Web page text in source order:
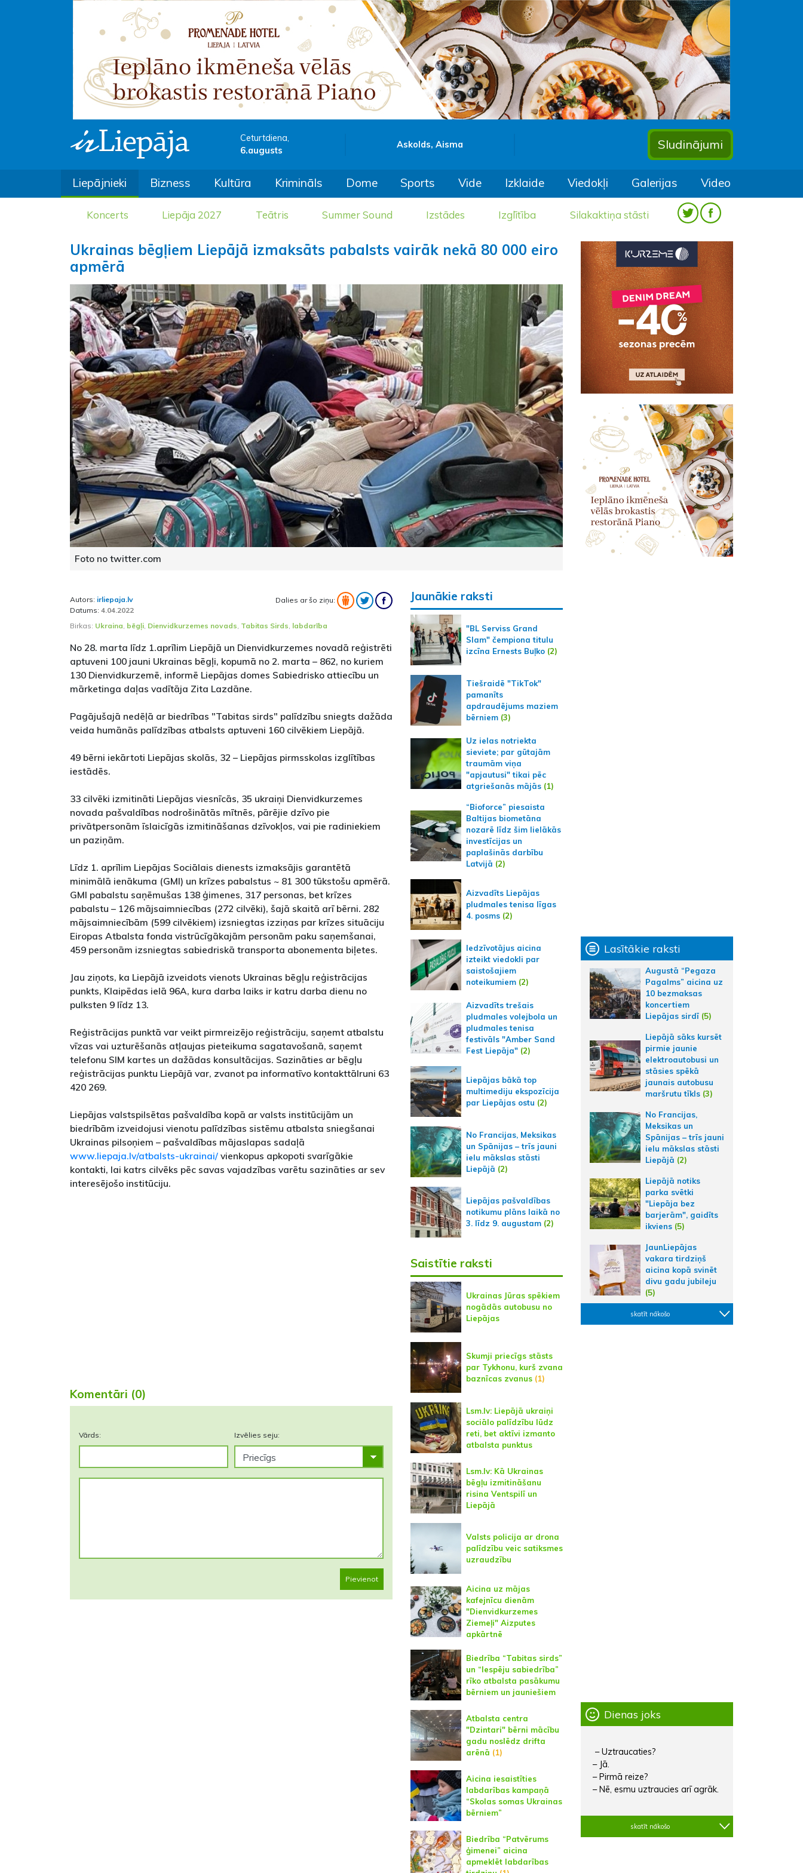
Ceturtdiena,
6.augusts
Askolds, Aisma Sludinājumi
Liepājnieki Bizness Kultūra Krimināls Dome Sports Vide Izklaide Viedokļi Galerijas Video
Koncerts Liepāja 2027 Teātris Summer Sound Izstādes Izglītība Silakaktiņa stāsti
Ukrainas bēgļiem Liepājā izmaksāts pabalsts vairāk nekā 80 000 eiro
apmērā
Foto no twitter.com
Autors: irliepaja.lv
Datums: 4.04.2022
Dalies ar šo ziņu:
Birkas: Ukraina, bēgļi, Dienvidkurzemes novads, Tabitas Sirds, labdarība
No 28. marta līdz 1.aprīlim Liepājā un Dienvidkurzemes novadā reģistrēti
aptuveni 100 jauni Ukrainas bēgļi, kopumā no 2. marta – 862, no kuriem
130 Dienvidkurzemē, informē Liepājas domes Sabiedrisko attiecību un
mārketinga daļas vadītāja Zita Lazdāne.
Pagājušajā nedēļā ar biedrības "Tabitas sirds" palīdzību sniegts dažāda
veida humānās palīdzības atbalsts aptuveni 160 cilvēkiem Liepājā.
49 bērni iekārtoti Liepājas skolās, 32 – Liepājas pirmsskolas izglītības
iestādēs.
33 cilvēki izmitināti Liepājas viesnīcās, 35 ukraiņi Dienvidkurzemes
novada pašvaldības nodrošinātās mītnēs, pārējie dzīvo pie
privātpersonām īslaicīgās izmitināšanas dzīvokļos, vai pie radiniekiem
un paziņām.
Līdz 1. aprīlim Liepājas Sociālais dienests izmaksājis garantētā
minimālā ienākuma (GMI) un krīzes pabalstus ~ 81 300 tūkstošu apmērā.
GMI pabalstu saņēmušas 138 ģimenes, 317 personas, bet krīzes
pabalstu – 126 mājsaimniecības (272 cilvēki), šajā skaitā arī bērni. 282
mājsaimniecībām (599 cilvēkiem) izsniegtas izziņas par krīzes situāciju
Eiropas Atbalsta fonda vistrūcīgākajām personām paku saņemšanai,
459 personām izsniegtas sabiedriskā transporta abonementa biļetes.
Jau ziņots, ka Liepājā izveidots vienots Ukrainas bēgļu reģistrācijas
punkts, Klaipēdas ielā 96A, kura darba laiks ir katru darba dienu no
pulksten 9 līdz 13.
Reģistrācijas punktā var veikt pirmreizējo reģistrāciju, saņemt atbalstu
vīzas vai uzturēšanās atļaujas pieteikuma sagatavošanā, saņemt
telefonu SIM kartes un dažādas konsultācijas. Sazināties ar bēgļu
reģistrācijas punktu Liepājā var, zvanot pa informatīvo kontakttālruni 63
420 269.
Liepājas valstspilsētas pašvaldība kopā ar valsts institūcijām un
biedrībām izveidojusi vienotu palīdzības sistēmu atbalsta sniegšanai
Ukrainas pilsoņiem – pašvaldības mājaslapas sadaļā
www.liepaja.lv/atbalsts-ukrainai/ vienkopus apkopoti svarīgākie
kontakti, lai katrs cilvēks pēc savas vajadzības varētu sazināties ar sev
interesējošo institūciju.
Komentāri (0)
Vārds: Izvēlies seju:
Pievienot
Jaunākie raksti
"BL Serviss Grand
Slam" čempiona titulu
izcīna Ernests Buļko(2)
Tiešraidē "TikTok"
pamanīts
apdraudējums maziem
bērniem(3)
Uz ielas notriekta
sieviete; par gūtajām
traumām viņa
"apjautusi" tikai pēc
atgriešanās mājās(1)
“Bioforce” piesaista
Baltijas biometāna
nozarē līdz šim lielākās
investīcijas un
paplašinās darbību
Latvijā (2)
Aizvadīts Liepājas
pludmales tenisa līgas
4. posms(2)
Iedzīvotājus aicina
izteikt viedokli par
saistošajiem
noteikumiem (2)
Aizvadīts trešais
pludmales volejbola un
pludmales tenisa
festivāls "Amber Sand
Fest Liepāja"(2)
Liepājas bākā top
multimediju ekspozīcija
par Liepājas ostu (2)
No Francijas, Meksikas
un Spānijas – trīs jauni
ielu mākslas stāsti
Liepājā (2)
Liepājas pašvaldības
notikumu plāns laikā no
3. līdz 9. augustam(2)
Saistītie raksti
Ukrainas Jūras spēkiem
nogādās autobusu no
Liepājas
Skumji priecīgs stāsts
par Tykhonu, kurš zvana
baznīcas zvanus(1)
Lsm.lv: Liepājā ukraiņi
sociālo palīdzību lūdz
reti, bet aktīvi izmanto
atbalsta punktus
Lsm.lv: Kā Ukrainas
bēgļu izmitināšanu
risina Ventspilī un
Liepājā
Valsts policija ar drona
palīdzību veic satiksmes
uzraudzību
Aicina uz mājas
kafejnīcu dienām
"Dienvidkurzemes
Ziemeļi" Aizputes
apkārtnē
Biedrība “Tabitas sirds”
un “Iespēju sabiedrība”
rīko atbalsta pasākumu
bērniem un jauniešiem
Atbalsta centra
"Dzintari" bērni mācību
gadu noslēdz drifta
arēnā (1)
Aicina iesaistīties
labdarības kampaņā
“Skolas somas Ukrainas
bērniem”
Biedrība “Patvērums
ģimenei” aicina
apmeklēt labdarības
Lasītākie raksti
Augustā “Pegaza
Pagalms” aicina uz
10 bezmaksas
koncertiem
Liepājas sirdī (5)
Liepājā sāks kursēt
pirmie jaunie
elektroautobusi un
stāsies spēkā
jaunais autobusu
maršrutu tīkls (3)
No Francijas,
Meksikas un
Spānijas – trīs jauni
ielu mākslas stāsti
Liepājā (2)
Liepājā notiks
parka svētki
"Liepāja bez
barjerām", gaidīts
ikviens (5)
JaunLiepājas
vakara tirdziņš
aicina kopā svinēt
divu gadu jubileju
(5)
skatīt nākošo
Dienas joks
– Uztraucaties?
– Jā.
– Pirmā reize?
– Nē, esmu uztraucies arī agrāk.
skatīt nākošo